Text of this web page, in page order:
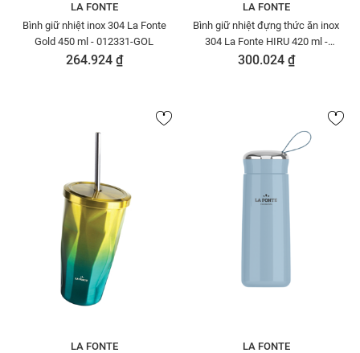
LA FONTE
Bình giữ nhiệt inox 304 La Fonte
Gold 450 ml - 012331-GOL
264.924 ₫
LA FONTE
Bình giữ nhiệt đựng thức ăn inox
304 La Fonte HIRU 420 ml -
012348-PIN
300.024 ₫
LA FONTE
LA FONTE